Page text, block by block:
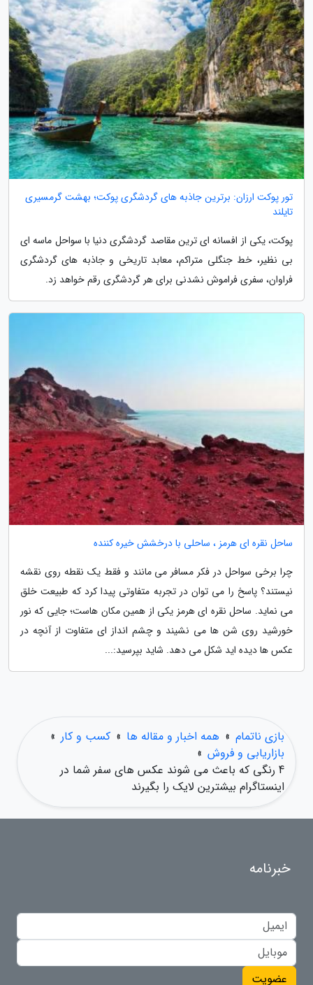
تور پوکت ارزان: برترین جاذبه های گردشگری پوکت؛ بهشت گرمسیری
تایلند
پوکت، یکی از افسانه ای ترین مقاصد گردشگری دنیا با سواحل ماسه ای
بی نظیر، خط جنگلی متراکم، معابد تاریخی و جاذبه های گردشگری
فراوان، سفری فراموش نشدنی برای هر گردشگری رقم خواهد زد.
ساحل نقره ای هرمز ، ساحلی با درخشش خیره کننده
چرا برخی سواحل در فکر مسافر می مانند و فقط یک نقطه روی نقشه
نیستند؟ پاسخ را می توان در تجربه متفاوتی پیدا کرد که طبیعت خلق
می نماید. ساحل نقره ای هرمز یکی از همین مکان هاست؛ جایی که نور
خورشید روی شن ها می نشیند و چشم انداز ای متفاوت از آنچه در
عکس ها دیده اید شکل می دهد. شاید بپرسید:...
بازی ناتمام » همه اخبار و مقاله ها » کسب و کار »
بازاریابی و فروش »
4 رنگی که باعث می شوند عکس های سفر شما در
اینستاگرام بیشترین لایک را بگیرند
خبرنامه
عضویت